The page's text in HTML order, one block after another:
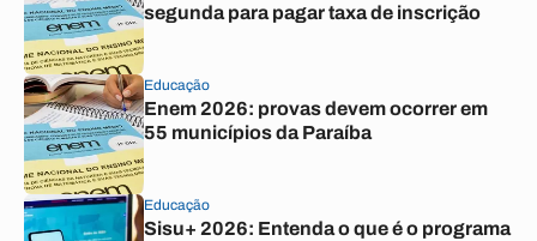
segunda para pagar taxa de inscrição
Educação
Enem 2026: provas devem ocorrer em
55 municípios da Paraíba
Educação
Sisu+ 2026: Entenda o que é o programa